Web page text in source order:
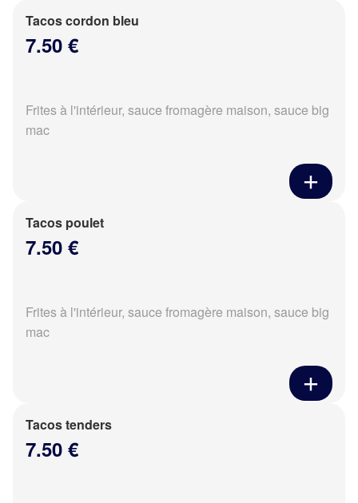
Tacos cordon bleu
7.50 €
Frites à l'intérieur, sauce fromagère maison, sauce big
mac
Tacos poulet
7.50 €
Frites à l'intérieur, sauce fromagère maison, sauce big
mac
Tacos tenders
7.50 €